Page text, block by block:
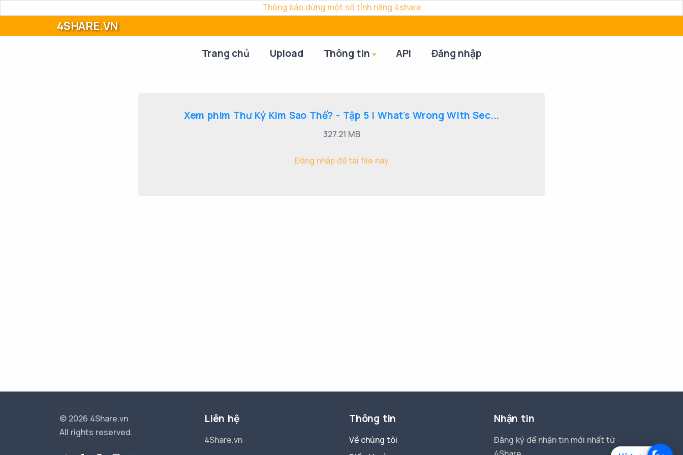
Thông báo dừng một số tính năng 4share
4SHARE.VN
Trang chủ Upload Thông tin API Đăng nhập
Xem phim Thư Ký Kim Sao Thế? - Tập 5 | What's Wrong With Sec...
327.21 MB
Đăng nhập để tải file này
© 2026 4Share.vn
All rights reserved.
Liên hệ
4Share.vn
Thông tin
Về chúng tôi
Nhận tin
Đăng ký để nhận tin mới nhất từ